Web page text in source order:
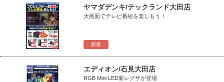
新着
ヤマダデンキ/テックランド大田店
大画面でテレビ番組を楽しもう！
エディオン/石見大田店
RGB Mini LED新レグザが登場